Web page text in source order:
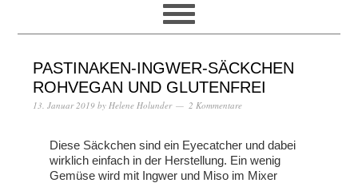
PASTINAKEN-INGWER-SÄCKCHEN
ROHVEGAN UND GLUTENFREI
13. Januar 2019by Helene Holunder 2 Kommentare
Diese Säckchen sind ein Eyecatcher und dabei
wirklich einfach in der Herstellung. Ein wenig
Gemüse wird mit Ingwer und Miso im Mixer